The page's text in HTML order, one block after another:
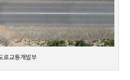
로교통개발부